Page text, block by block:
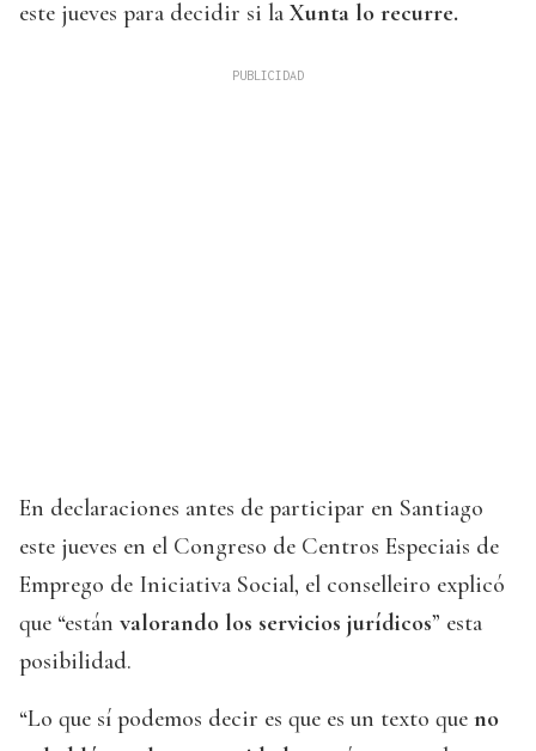
este jueves para decidir si la Xunta lo recurre.
En declaraciones antes de participar en Santiago
este jueves en el Congreso de Centros Especiais de
Emprego de Iniciativa Social, el conselleiro explicó
que “están valorando los servicios jurídicos” esta
posibilidad.
“Lo que sí podemos decir es que es un texto que no